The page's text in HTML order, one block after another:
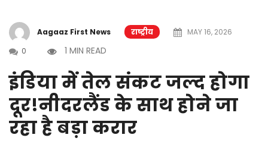
Aagaaz First News राष्ट्रीय
MAY 16, 2026
0
1 MIN READ
इंडिया में तेल संकट जल्द होगा
दूर!नीदरलैंड के साथ होने जा
रहा है बड़ा करार